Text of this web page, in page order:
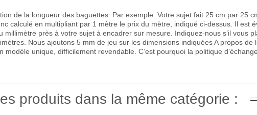
de la longueur des baguettes. Par exemple: Votre sujet fait 25 cm par 25
calculé en multipliant par 1 mètre le prix du mètre, indiqué ci-dessus. Il est
près à votre sujet à encadrer sur mesure. Indiquez-nous s’il vous
Nous ajoutons 5 mm de jeu sur les dimensions indiquées A propos de
unique, difficilement revendable. C’est pourquoi la politique
produits dans la même catégorie :